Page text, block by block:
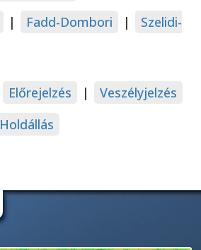
| Fadd-Dombori |
Szelidi-
Előrejelzés |
Veszélyjelzés
Holdállás